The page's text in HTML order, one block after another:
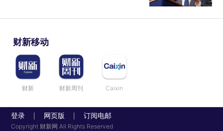
财新移动
财新 财新周刊 Caixin
登录 网页版 订阅电邮
Copyright 财新网 All Rights Reserved